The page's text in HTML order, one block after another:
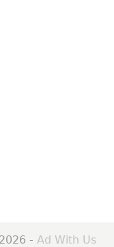
- Ad With Us